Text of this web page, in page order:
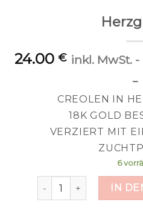
24.00 € inkl. MwSt.
–
CREOLEN IN
18K GOLD
VERZIERT MIT
6
Herzglück MengeIN